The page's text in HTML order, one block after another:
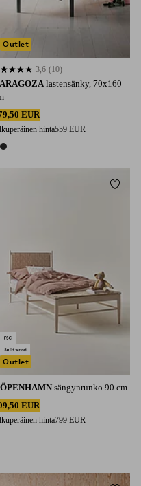
lastensänky, 70x160
EUR
hinta559 EUR
perustuen 10 arvosanaan
3,6 (10)
Outlet
sängynrunko 90 cm
EUR
hinta799 EUR
Outlet
Lisää